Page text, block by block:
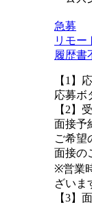
急募
リモー
履歴書
【1】
応募ボ
【2】
面接予
ご希望
面接の
※営業
ざいま
【3】